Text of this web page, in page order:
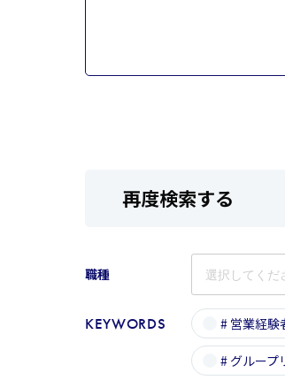
再度検索する
職種
KEYWORDS # 営業経験
# グループ